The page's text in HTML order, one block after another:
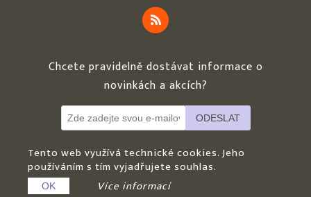
Chcete pravidelně dostávat informace o
novinkách a akcích?
ODESLAT
Copyright © 2026 CK Rapant s.r.o.. Všechna práva vyhrazena.
Tento web využívá technické cookies. Jeho
používáním s tím vyjadřujete souhlas.
OK Více informací